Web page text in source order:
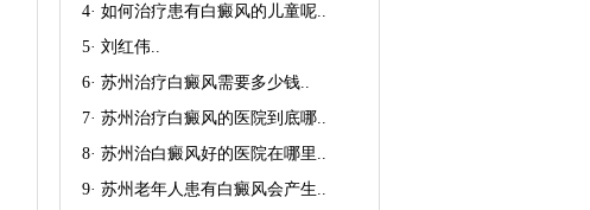
4· 如何治疗患有白癜风的儿童呢..
5· 刘红伟..
6· 苏州治疗白癜风需要多少钱..
7· 苏州治疗白癜风的医院到底哪..
8· 苏州治白癜风好的医院在哪里 ..
9· 苏州老年人患有白癜风会产生..